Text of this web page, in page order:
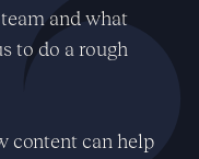
and what
to do a rough
content can help